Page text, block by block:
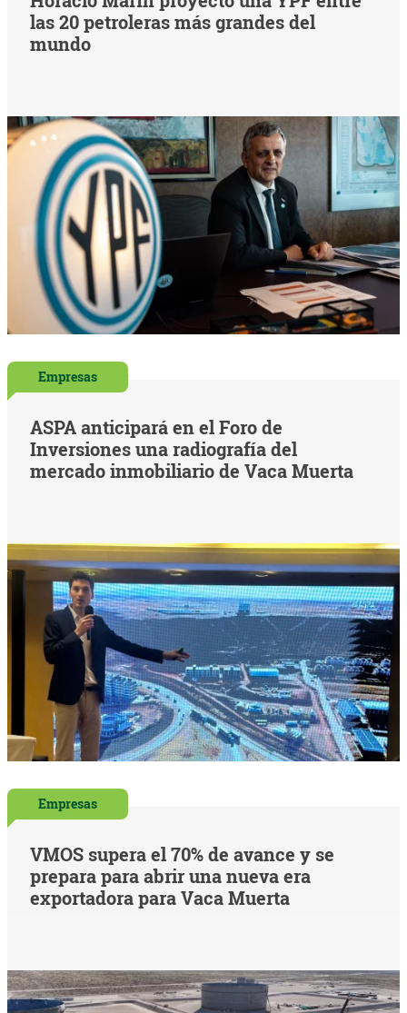
las 20 petroleras más grandes del
mundo
Empresas
ASPA anticipará en el Foro de
Inversiones una radiografía del
mercado inmobiliario de Vaca Muerta
Empresas
VMOS supera el 70% de avance y se
prepara para abrir una nueva era
exportadora para Vaca Muerta